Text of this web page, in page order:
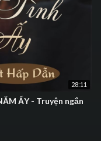
28:11
ẤY - ⁣Truyện ngắn